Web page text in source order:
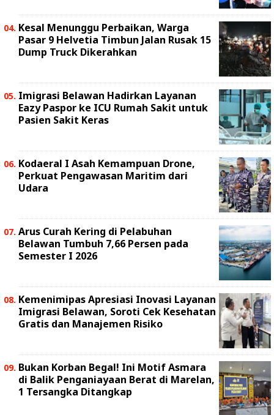
Kesal Menunggu Perbaikan, Warga
Pasar 9 Helvetia Timbun Jalan Rusak 15
Dump Truck Dikerahkan
Imigrasi Belawan Hadirkan Layanan
Eazy Paspor ke ICU Rumah Sakit untuk
Pasien Sakit Keras
Kodaeral I Asah Kemampuan Drone,
Perkuat Pengawasan Maritim dari
Udara
Arus Curah Kering di Pelabuhan
Belawan Tumbuh 7,66 Persen pada
Semester I 2026
Kemenimipas Apresiasi Inovasi Layanan
Imigrasi Belawan, Soroti Cek Kesehatan
Gratis dan Manajemen Risiko
Bukan Korban Begal! Ini Motif Asmara
di Balik Penganiayaan Berat di Marelan,
1 Tersangka Ditangkap